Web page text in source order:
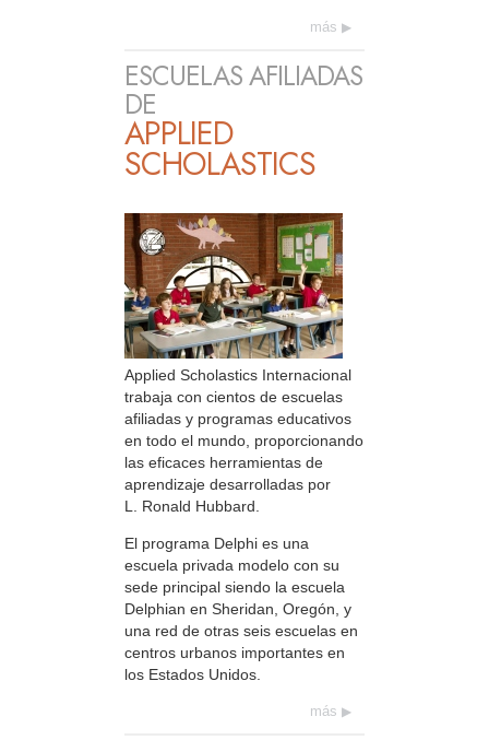
más
ESCUELAS AFILIADAS
DE
APPLIED
SCHOLASTICS
Applied Scholastics Internacional
trabaja con cientos de escuelas
afiliadas y programas educativos
en todo el mundo, proporcionando
las eficaces herramientas de
aprendizaje desarrolladas por
L. Ronald Hubbard.
El programa Delphi es una
escuela privada modelo con su
sede principal siendo la escuela
Delphian en Sheridan, Oregón, y
una red de otras seis escuelas en
centros urbanos importantes en
los Estados Unidos.
más